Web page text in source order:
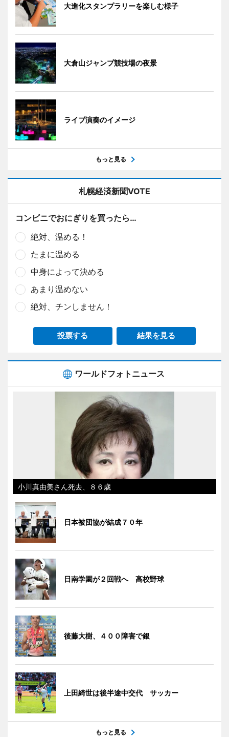
大進化スタンプラリーを楽しむ様子
大倉山ジャンプ競技場の夜景
ライブ演奏のイメージ
もっと見る
札幌経済新聞VOTE
コンビニでおにぎりを買ったら…
絶対、温める！
たまに温める
中身によって決める
あまり温めない
絶対、チンしません！
投票する 結果を見る
ワールドフォトニュース
小川真由美さん死去、８６歳
日本被団協が結成７０年
日南学園が２回戦へ 高校野球
後藤大樹、４００障害で銀
上田綺世は後半途中交代 サッカー
もっと見る